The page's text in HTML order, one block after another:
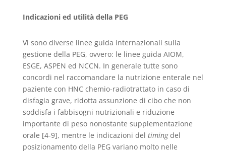
Indicazioni ed utilità della PEG
Vi sono diverse linee guida internazionali sulla
gestione della PEG, ovvero: le linee guida AIOM,
ESGE, ASPEN ed NCCN. In generale tutte sono
concordi nel raccomandare la nutrizione enterale nel
paziente con HNC chemio-radiotrattato in caso di
disfagia grave, ridotta assunzione di cibo che non
soddisfa i fabbisogni nutrizionali e riduzione
importante di peso nonostante supplementazione
orale [4-9], mentre le indicazioni del timingdel
posizionamento della PEG variano molto nelle